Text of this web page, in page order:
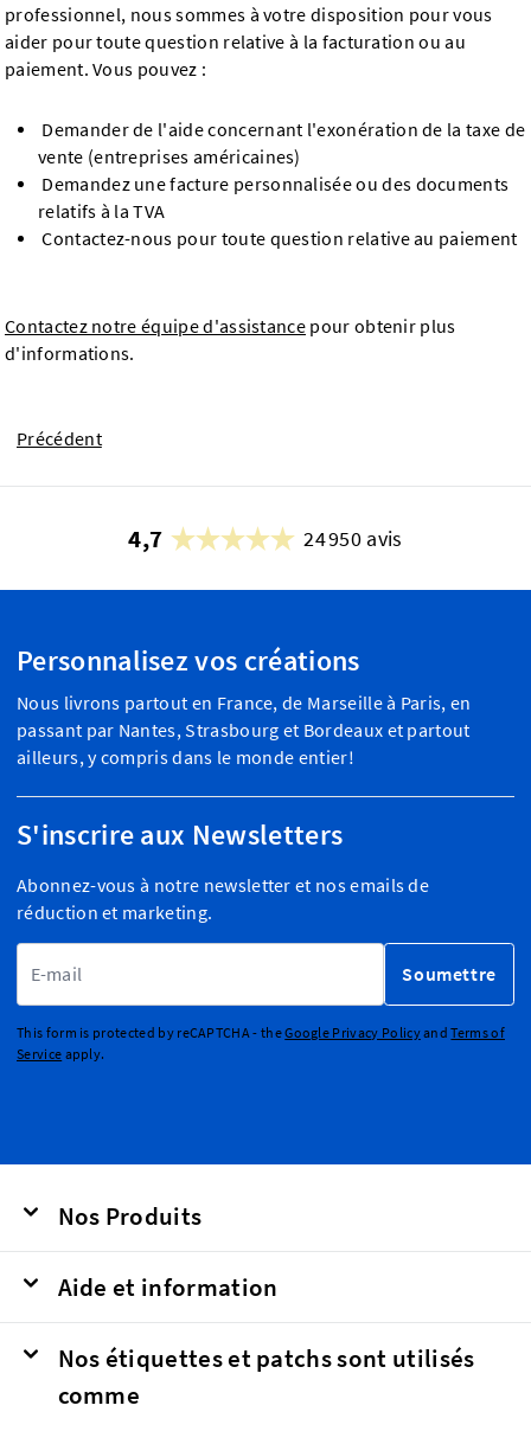
professionnel, nous sommes à votre disposition pour vous
aider pour toute question relative à la facturation ou au
paiement. Vous pouvez :
Demander de l'aide concernant l'exonération de la taxe de
vente (entreprises américaines)
Demandez une facture personnalisée ou des documents
relatifs à la TVA
Contactez-nous pour toute question relative au paiement
Contactez notre équipe d'assistance pour obtenir plus
d'informations.
Précédent
4,7 24 950 avis
Personnalisez vos créations
Nous livrons partout en France, de Marseille à Paris, en
passant par Nantes, Strasbourg et Bordeaux et partout
ailleurs, y compris dans le monde entier!
S'inscrire aux Newsletters
Abonnez-vous à notre newsletter et nos emails de
réduction et marketing.
Soumettre
This form is protected by reCAPTCHA - theGoogle Privacy PolicyandTerms of
Service apply.
Nos Produits
Aide et information
Nos étiquettes et patchs sont utilisés
comme